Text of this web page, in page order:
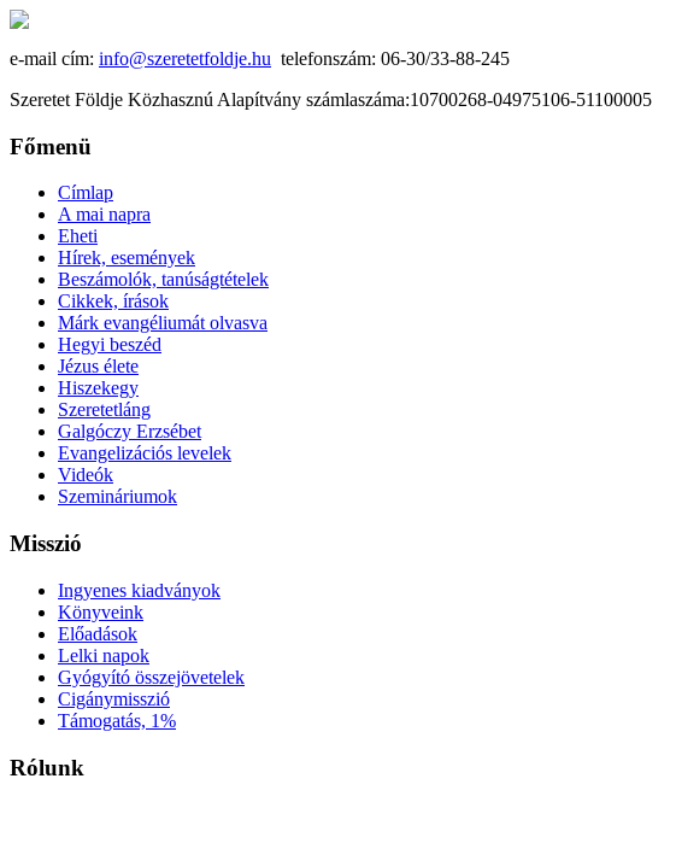
e-mail cím: info@szeretetfoldje.hu telefonszám: 06-30/33-88-245
Szeretet Földje Közhasznú Alapítvány számlaszáma:10700268-04975106-51100005
Főmenü
Címlap
A mai napra
Eheti
Hírek, események
Beszámolók, tanúságtételek
Cikkek, írások
Márk evangéliumát olvasva
Hegyi beszéd
Jézus élete
Hiszekegy
Szeretetláng
Galgóczy Erzsébet
Evangelizációs levelek
Videók
Szemináriumok
Misszió
Ingyenes kiadványok
Könyveink
Előadások
Lelki napok
Gyógyító összejövetelek
Cigánymisszió
Támogatás, 1%
Rólunk